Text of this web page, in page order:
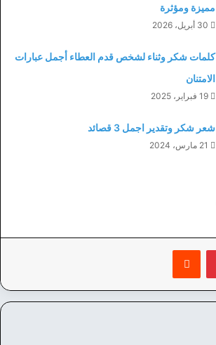
مميزة ومؤثرة
30 أبريل، 2026
كلمات شكر وثناء لشخص قدم العطاء أجمل عبارات
الامتنان
19 فبراير، 2025
شعر شكر وتقدير اجمل 3 قصائد
21 مارس، 2024
بينتيريست